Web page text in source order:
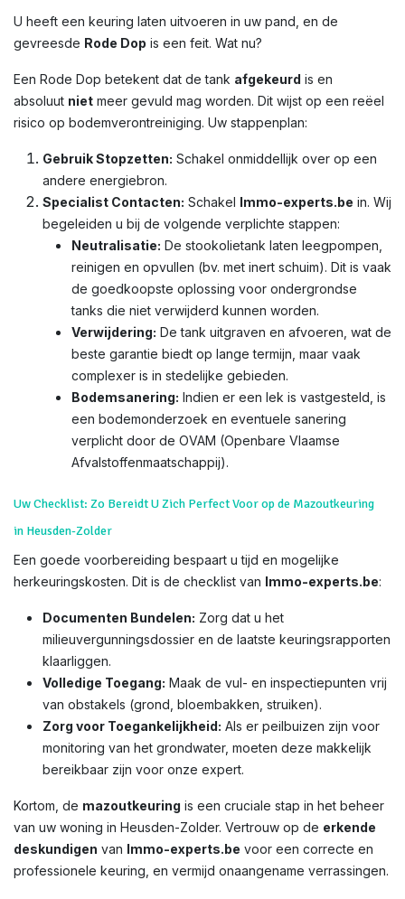
U heeft een keuring laten uitvoeren in uw pand, en de
gevreesde Rode Dop is een feit. Wat nu?
Een Rode Dop betekent dat de tank afgekeurd is en
absoluut niet meer gevuld mag worden. Dit wijst op een reëel
risico op bodemverontreiniging. Uw stappenplan:
Gebruik Stopzetten: Schakel onmiddellijk over op een
andere energiebron.
Specialist Contacten: Schakel Immo-experts.be in. Wij
begeleiden u bij de volgende verplichte stappen:
Neutralisatie: De stookolietank laten leegpompen,
reinigen en opvullen (bv. met inert schuim). Dit is vaak
de goedkoopste oplossing voor ondergrondse
tanks die niet verwijderd kunnen worden.
Verwijdering: De tank uitgraven en afvoeren, wat de
beste garantie biedt op lange termijn, maar vaak
complexer is in stedelijke gebieden.
Bodemsanering: Indien er een lek is vastgesteld, is
een bodemonderzoek en eventuele sanering
verplicht door de OVAM (Openbare Vlaamse
Afvalstoffenmaatschappij).
Uw Checklist: Zo Bereidt U Zich Perfect Voor op de Mazoutkeuring
in Heusden-Zolder
Een goede voorbereiding bespaart u tijd en mogelijke
herkeuringskosten. Dit is de checklist van Immo-experts.be:
Documenten Bundelen: Zorg dat u het
milieuvergunningsdossier en de laatste keuringsrapporten
klaarliggen.
Volledige Toegang: Maak de vul- en inspectiepunten vrij
van obstakels (grond, bloembakken, struiken).
Zorg voor Toegankelijkheid: Als er peilbuizen zijn voor
monitoring van het grondwater, moeten deze makkelijk
bereikbaar zijn voor onze expert.
Kortom, de mazoutkeuring is een cruciale stap in het beheer
van uw woning in Heusden-Zolder. Vertrouw op de erkende
deskundigen van Immo-experts.be voor een correcte en
professionele keuring, en vermijd onaangename verrassingen.